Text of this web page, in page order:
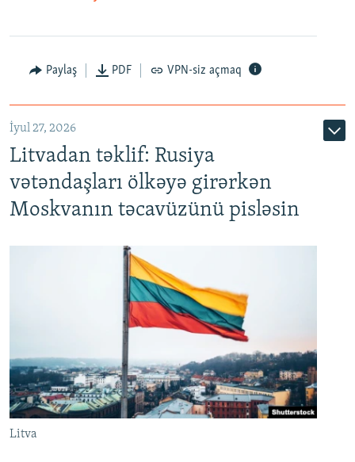
Paylaş PDF VPN-siz açmaq
İyul 27, 2026
Litvadan təklif: Rusiya
vətəndaşları ölkəyə girərkən
Moskvanın təcavüzünü pisləsin
Litva